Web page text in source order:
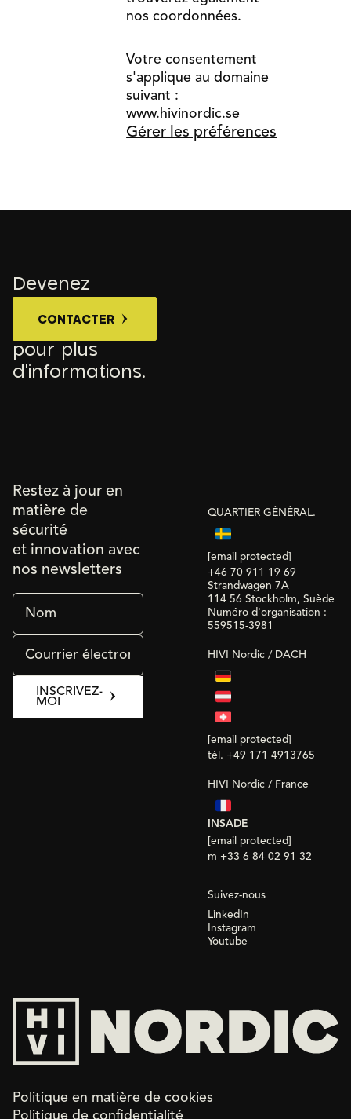
nos coordonnées.
Votre consentement
s'applique au domaine
suivant :
www.hivinordic.se
Gérer les préférences
Devenez
revendeur —
contactez-nous
pour plus
d'informations.
CONTACTER
Restez à jour en
matière de
sécurité
et innovation avec
nos newsletters
INSCRIVEZ-
MOI
QUARTIER GÉNÉRAL.
[email protected]
+46 70 911 19 69
Strandwagen 7A
114 56 Stockholm, Suède
Numéro d'organisation :
559515-3981
HIVI Nordic / DACH
[email protected]
tél. +49 171 4913765
HIVI Nordic / France
INSADE
[email protected]
m +33 6 84 02 91 32
Suivez-nous
LinkedIn
Instagram
Youtube
Politique en matière de cookies